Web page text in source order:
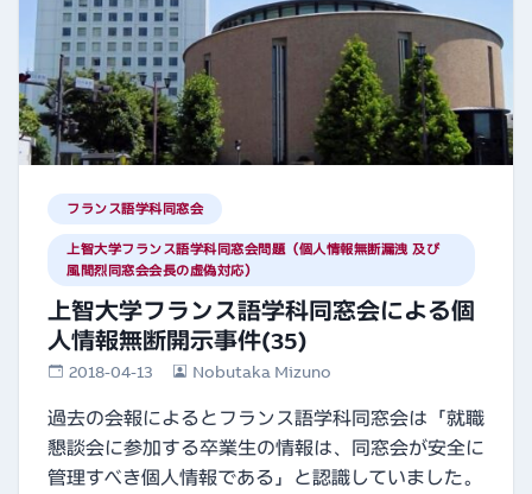
フランス語学科同窓会
上智大学フランス語学科同窓会問題（個人情報無断漏洩 及び
風間烈同窓会会長の虚偽対応）
上智大学フランス語学科同窓会による個
人情報無断開示事件(35)
2018-04-13 Nobutaka Mizuno
過去の会報によるとフランス語学科同窓会は「就職
懇談会に参加する卒業生の情報は、同窓会が安全に
管理すべき個人情報である」と認識していました。